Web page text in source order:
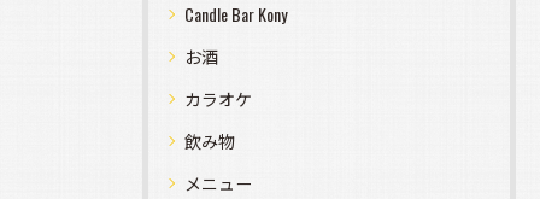
Candle Bar Kony
お酒
カラオケ
飲み物
メニュー